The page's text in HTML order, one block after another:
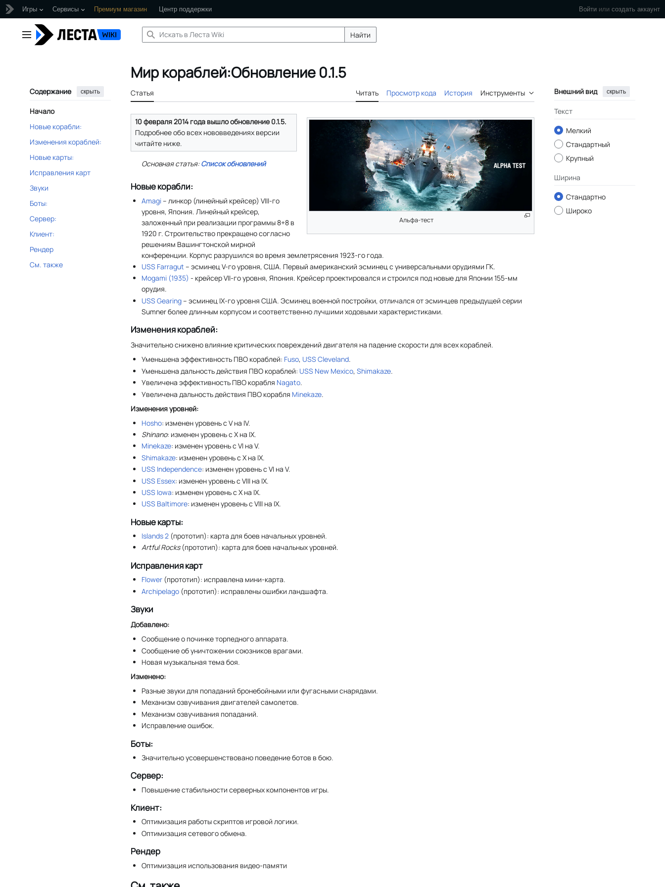
Войти или создать аккаунт
Игры Сервисы Премиум магазин Центр поддержки
содержанию
Главное меню Найти
Содержание скрыть
Начало
Новые корабли:
Изменения кораблей:
Новые карты:
Исправления карт
Звуки
Боты:
Сервер:
Клиент:
Рендер
См. также
Мир кораблей:Обновление 0.1.5
Статья Читать Просмотр кода История Инструменты Внешний вид скрыть
Текст
Мелкий
Стандартный
Крупный
Ширина
Стандартно
Широко
Альфа-тест
10 февраля 2014 года вышло обновление 0.1.5.
Подробнее обо всех нововведениях версии
читайте ниже.
Основная статья:Список обновлений
Новые корабли:
Amagi– линкор (линейный крейсер) VIII-го
уровня, Япония. Линейный крейсер,
заложенный при реализации программы 8+8 в
1920 г. Строительство прекращено согласно
решениям Вашингтонской мирной
конференции. Корпус разрушился во время землетрясения 1923-го года.
USS Farragut – эсминец V-го уровня, США. Первый американский эсминец с универсальными орудиями ГК.
Mogami (1935) - крейсер VII-го уровня, Япония. Крейсер проектировался и строился под новые для Японии 155-мм
орудия.
USS Gearing– эсминец IX-го уровня США. Эсминец военной постройки, отличался от эсминцев предыдущей серии
Sumner более длинным корпусом и соответственно лучшими ходовыми характеристиками.
Изменения кораблей:
Значительно снижено влияние критических повреждений двигателя на падение скорости для всех кораблей.
Уменьшена эффективность ПВО кораблей: Fuso, USS Cleveland.
Уменьшена дальность действия ПВО кораблей: USS New Mexico,Shimakaze.
Увеличена эффективность ПВО корабля Nagato.
Увеличена дальность действия ПВО корабля Minekaze.
Изменения уровней:
Hosho: изменен уровень с V на IV.
Shinano: изменен уровень с X на IX.
Minekaze: изменен уровень с VI на V.
Shimakaze: изменен уровень с X на IX.
USS Independence: изменен уровень с VI на V.
USS Essex: изменен уровень с VIII на IX.
USS Iowa: изменен уровень с X на IX.
USS Baltimore: изменен уровень с VIII на IX.
Новые карты:
Islands 2 (прототип): карта для боев начальных уровней.
Artful Rocks(прототип): карта для боев начальных уровней.
Исправления карт
Flower (прототип): исправлена мини-карта.
Archipelago (прототип): исправлены ошибки ландшафта.
Звуки
Добавлено:
Сообщение о починке торпедного аппарата.
Сообщение об уничтожении союзников врагами.
Новая музыкальная тема боя.
Изменено:
Разные звуки для попаданий бронебойными или фугасными снарядами.
Механизм озвучивания двигателей самолетов.
Механизм озвучивания попаданий.
Исправление ошибок.
Боты:
Значительно усовершенствовано поведение ботов в бою.
Сервер:
Повышение стабильности серверных компонентов игры.
Клиент:
Оптимизация работы скриптов игровой логики.
Оптимизация сетевого обмена.
Рендер
Оптимизация использования видео-памяти